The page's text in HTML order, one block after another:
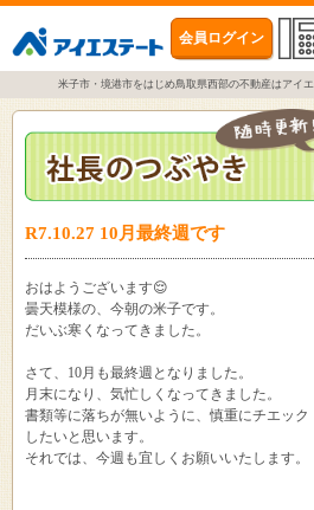
会員ログイン
米子市・境港市をはじめ鳥取県西部の不動産はアイ
R7.10.27 10月最終週です
おはようございます😌
曇天模様の、今朝の米子です。
だいぶ寒くなってきました。
さて、10月も最終週となりました。
月末になり、気忙しくなってきました。
書類等に落ちが無いように、慎重にチエック
したいと思います。
それでは、今週も宜しくお願いいたします。